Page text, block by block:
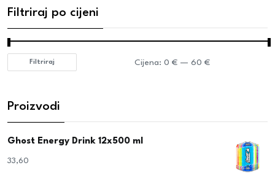
Filtriraj po cijeni
Filtriraj Cijena: 0 € — 60 €
Proizvodi
Ghost Energy Drink 12x500 ml
33,60